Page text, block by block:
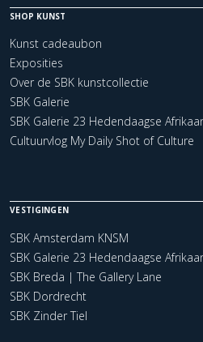
SHOP KUNST
Kunst cadeaubon
Exposities
Over de SBK kunstcollectie
SBK Galerie
SBK Galerie 23 Hedendaagse
Cultuurvlog My Daily Shot of Culture
VESTIGINGEN
SBK Amsterdam KNSM
SBK Galerie 23 Hedendaagse
SBK Breda | The Gallery Lane
SBK Dordrecht
SBK Zinder Tiel